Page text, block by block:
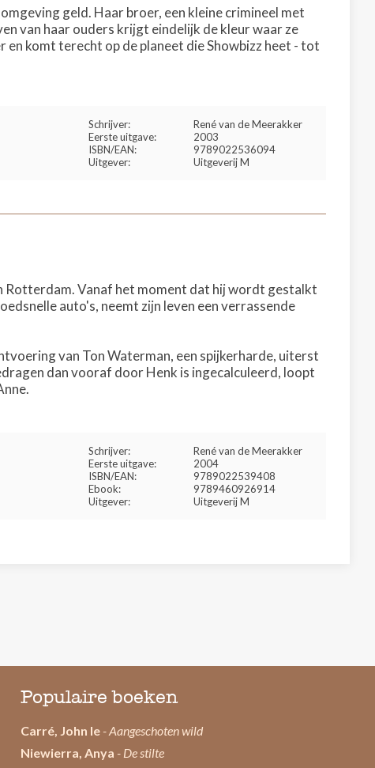
geld. Haar broer, een kleine crimineel met
van haar ouders krijgt eindelijk de kleur waar ze
komt terecht op de planeet die Showbizz heet - tot
Schrijver:
René van de Meerakker
Eerste uitgave:
2003
ISBN/EAN:
9789022536094
Uitgever:
Uitgeverij M
Rotterdam. Vanaf het moment dat hij wordt gestalkt
auto's, neemt zijn leven een verrassende
van Ton Waterman, een spijkerharde, uiterst
dan vooraf door Henk is ingecalculeerd, loopt
Schrijver:
René van de Meerakker
Eerste uitgave:
2004
ISBN/EAN:
9789022539408
Ebook:
9789460926914
Uitgever:
Uitgeverij M
Populaire boeken
Carré, John le - Aangeschoten wild
Niewierra, Anya - De stilte